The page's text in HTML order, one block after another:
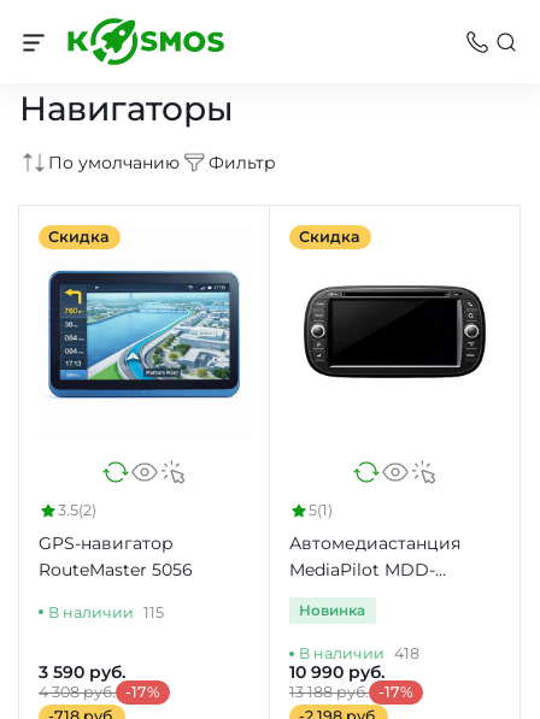
Навигация и связь
Навигаторы
По умолчанию Фильтр
Скидка
3.5(2)
GPS-навигатор
RouteMaster 5056
В наличии 115
3 590 руб.
4 308 руб. -17%
Скидка
5(1)
Автомедиастанция
MediaPilot MDD-
6280NV
Новинка
В наличии 418
10 990 руб.
13 188 руб. -17%